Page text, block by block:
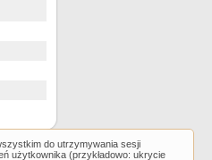
do utrzymywania sesji
użytkownika (przykładowo: ukrycie